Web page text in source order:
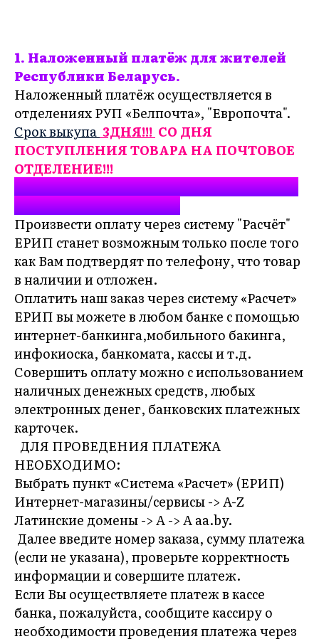
1. Наложенный платёж для жителей
Республики Беларусь.
Наложенный платёж осуществляется в
отделениях РУП «Белпочта», "Европочта".
Срок выкупа 3ДНЯ!!! СО ДНЯ
ПОСТУПЛЕНИЯ ТОВАРА НА ПОЧТОВОЕ
ОТДЕЛЕНИЕ!!!
2. Система "Расчёт" ЕРИП для жителей
Республики Беларусь.
Произвести оплату через систему "Расчёт"
ЕРИП станет возможным только после того
как Вам подтвердят по телефону, что товар
в наличии и отложен.
Оплатить наш заказ через систему «Расчет»
ЕРИП вы можете в любом банке с помощью
интернет-банкинга,мобильного бакинга,
инфокиоска, банкомата, кассы и т.д.
Совершить оплату можно с использованием
наличных денежных средств, любых
электронных денег, банковских платежных
карточек.
ДЛЯ ПРОВЕДЕНИЯ ПЛАТЕЖА
НЕОБХОДИМО:
Выбрать пункт «Система «Расчет» (ЕРИП)
Интернет-магазины/сервисы -> ​A-Z
Латинские домены -> ​A -> A​ aa.by.
Далее в​ведите ​номер заказа,​ сумму платежа
(если не указана), проверьте корректность
информации и совершите платеж.
Если Вы осуществляете платеж в кассе
банка, пожалуйста, сообщите кассиру о
необходимости проведения платежа через